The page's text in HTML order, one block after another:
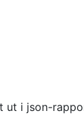
ut i json-